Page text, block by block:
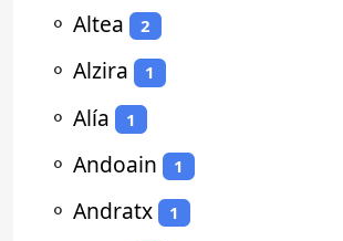
⚬ Altea 2
⚬ Alzira 1
⚬ Alía 1
⚬ Andoain 1
⚬ Andratx 1